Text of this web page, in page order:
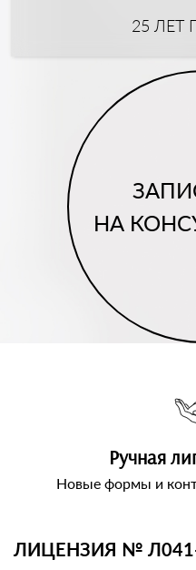
25 ЛЕТ
НА
Ручная
Новые формы и
ЛИЦЕНЗИЯ № Л041-